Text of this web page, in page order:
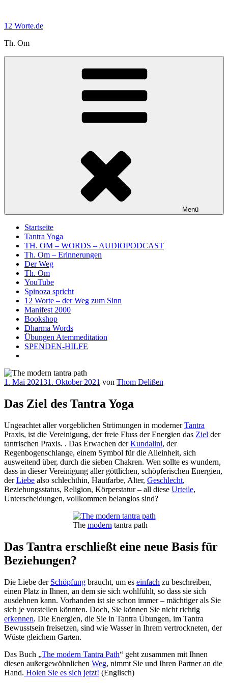
springen
12 Worte.de
Th. Om
Menü
Startseite
Tantra Yoga
TH. OM – WORDS – AUDIOPODCAST
Th. Om – Erinnerungen
Der Weg
Th. Om
YouTube
Spinoza spricht
12 Worte – der Weg zum Sinn
Manifest 2000
Bookshop
Dharma Words
Übungen Atemmeditation
SPENDEN-HILFE
Veröffentlicht
1. Mai 202131. Oktober 2021 von Thom Delißen
Das Ziel des Tantra Yoga
Ungeachtet aller vorgeblichen Strömungen in modernerTantra
Praxis, ist die Vereinigung, der freie Fluss der Energien das Ziel der
tantrischen Praxis. . Das Erwachen derKundalini, der
Regenbogenschlange, einem Symbol für die Alleinheit, sich
ausweitend über, durch die sieben Chakren. Wen sollte es wundern,
dass in dieser Vereinigung aller göttlichen, schöpferischen Energien,
derLiebe also schlechthin, Hautfarbe, Alter, Geschlecht,
Beziehungsstatus, Religion, Körperstatur – all diese Urteile,
Unterscheidungen, vollkommen belanglos sind?
The modern tantra path
Das Tantra erschließt eine neue Basis für
Beziehungen?
Die Liebe der Schöpfung braucht, um es einfach zu beschreiben,
einen Platz in Ihnen, an dem sie sich wohlfühlt, so dass sie sich
ausdehnen kann. Vorhanden ist sie schon immer – mächtiger als Sie
sich je vorstellen könnten. Doch, Sie können Sie nicht richtig
erkennen. Die Energien, die Sie in Tantra Übungen, im Tantra
Bewusstsein freisetzen, sind wie Wasser in Ihrem vertrockneten, der
Wüste gleichem Garten.
Das Buch „The modern Tantra Path“ geht zusammen mit Ihnen
diesen außergewöhnlichen Weg, nimmt Sie und Ihren Partner an die
Hand. Holen Sie es sich jetzt! (Englisch)